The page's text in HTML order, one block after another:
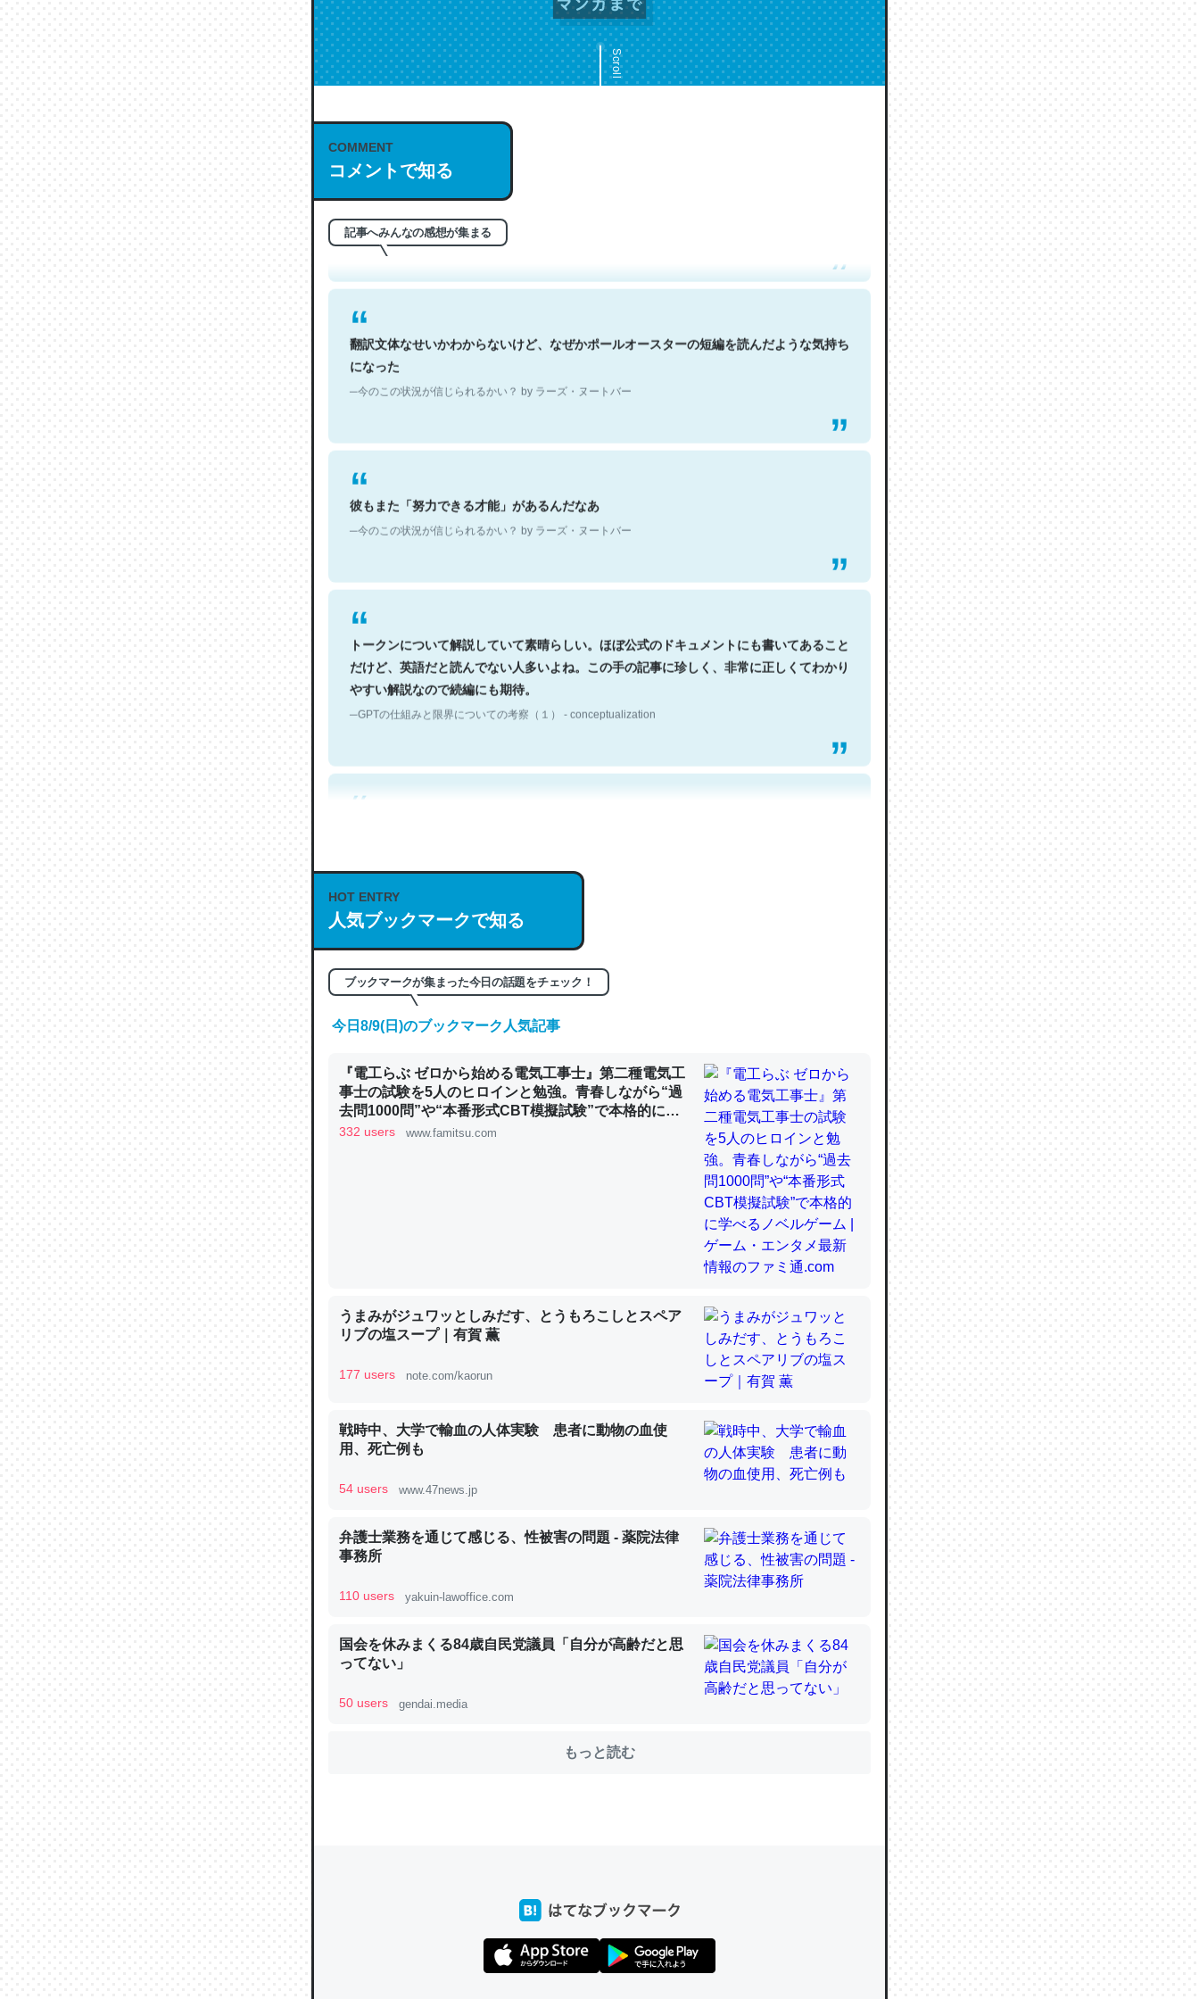
Scroll
COMMENT
コメントで知る
記事へみんなの感想が集まる
これは名文。彼はとてもクレバーなんだろうなと凄く思う。英語少しでも読める人は原文
翻訳文体なせいかわからないけど、なぜかポールオースターの短編を読んだような気持ち
になった
─今のこの状況が信じられるかい？ by ラーズ・ヌートバー
彼もまた「努力できる才能」があるんだなあ
─今のこの状況が信じられるかい？ by ラーズ・ヌートバー
トークンについて解説していて素晴らしい。ほぼ公式のドキュメントにも書いてあること
だけど、英語だと読んでない人多いよね。この手の記事に珍しく、非常に正しくてわかり
やすい解説なので続編にも期待。
─GPTの仕組みと限界についての考察（１） - conceptualization
これは良記事。32768トークンだと英語小説100ページ分くらい。小説でいう「ずっと前
の伏線」は回収されないけど、短期記憶というには多い分量。進化すればするほど分かり
やすく強くなりそう
昆虫ってカルシウム少ないのか。知らんかった。調べたらコオロギのカルシウム分はエビ
─ニュース :: 【研究発表】昆虫学の大問題＝「昆虫はなぜ海にいないのか」に関する新仮説
論文では「淡水はカルシウムも酸素も不足してて両方に不利だから両方が拮抗してるので
は」とあって面白い。海にいる鋏角類（カブトガニ・ウミグモ）はカルシウムを使わずキ
─ニュース :: 【研究発表】昆虫学の大問題＝「昆虫はなぜ海にいないのか」に関する新仮説
これを元に考えるとカルシウムを大量に使う脊椎動物と貝類は苦労してるんだな…。腹足
─ニュース :: 【研究発表】昆虫学の大問題＝「昆虫はなぜ海にいないのか」に関する新仮説
ウチもEchoを実家に置いて４年。でたまに覗いてる。ぼちぼちRingも置こうかと画策
中。あと、Googleマップで位置情報を共有してる。電池残量や充電中かが分かるのでこ
れ見て生きてるなって分かる。
を実質100倍以上に伸ばす効果があるはず……
HOT ENTRY
人気ブックマークで知る
ブックマークが集まった今日の話題をチェック！
今日8/9(日)のブックマーク人気記事
『電工らぶ ゼロから始める電気工事士』第二種電気工
事士の試験を5人のヒロインと勉強。青春しながら“過
去問1000問”や“本番形式CBT模擬試験”で本格的に学
べるノベルゲーム | ゲーム・エンタメ最新情報のファミ
332 users www.famitsu.com
うまみがジュワッとしみだす、とうもろこしとスペア
リブの塩スープ｜有賀 薫
177 users note.com/kaorun
戦時中、大学で輸血の人体実験 患者に動物の血使
用、死亡例も
54 users www.47news.jp
弁護士業務を通じて感じる、性被害の問題 - 薬院法律
事務所
110 users yakuin-lawoffice.com
国会を休みまくる84歳自民党議員「自分が高齢だと思
ってない」
50 users gendai.media
もっと読む